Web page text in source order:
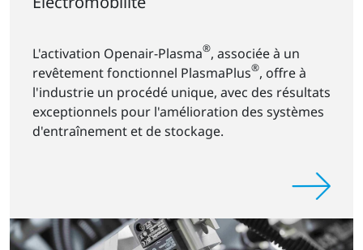
L'activation Openair-Plasma®, associée à un
revêtement fonctionnel PlasmaPlus®, offre à
l'industrie un procédé unique, avec des résultats
exceptionnels pour l'amélioration des systèmes
d'entraînement et de stockage.